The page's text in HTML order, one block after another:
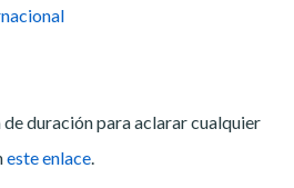
duración para aclarar cualquier
este enlace